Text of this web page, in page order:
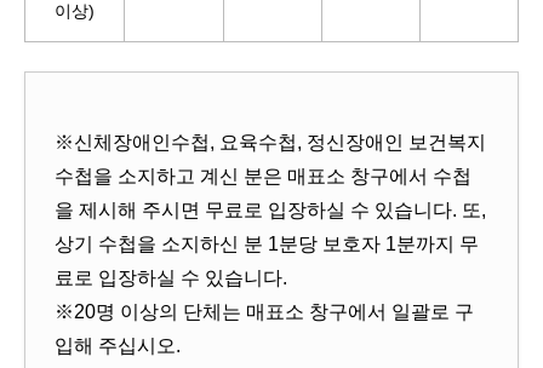
이상)
※신체장애인수첩, 요육수첩, 정신장애인 보건복지
수첩을 소지하고 계신 분은 매표소 창구에서 수첩
을 제시해 주시면 무료로 입장하실 수 있습니다. 또,
상기 수첩을 소지하신 분 1분당 보호자 1분까지 무
료로 입장하실 수 있습니다.
※20명 이상의 단체는 매표소 창구에서 일괄로 구
입해 주십시오.